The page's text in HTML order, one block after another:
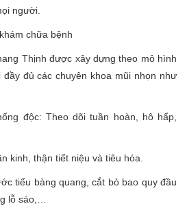
người.
chữa bệnh
Thịnh được xây dựng theo mô hình
đủ các chuyên khoa mũi nhọn như
độc: Theo dõi tuần hoàn, hô hấp,
kinh, thận tiết niệu và tiêu hóa.
tiểu bàng quang, cắt bỏ bao quy đầu
lỗ sáo,…